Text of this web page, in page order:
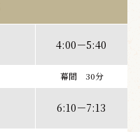
4:00－5:40
幕間 30分
6:10－7:13